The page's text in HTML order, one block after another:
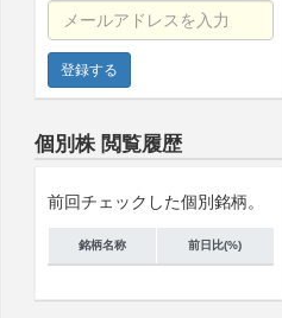
メールアドレスを入力
個別株 閲覧履歴
前回チェックした個別銘柄。
銘柄名称 前日比(%)